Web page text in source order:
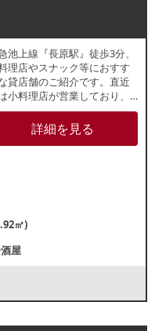
池上線『長原駅』徒歩3分、
理店やスナック等におすす
貸店舗のご紹介です。直近
小料理店が営業しており、
引き渡しとなります。視認
良好な路面店です。諸条件
、お気軽にお問合せくださ
詳細を見る
㎡)
屋